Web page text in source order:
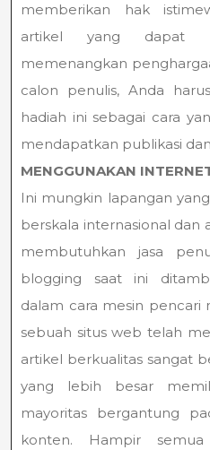
memberikan hak
artikel yang dapat
memenangkan
calon penulis, Anda
hadiah ini sebagai cara
mendapatkan publikasi
MENGGUNAKAN
Ini mungkin lapangan
berskala internasional dan
membutuhkan jasa
blogging saat ini
dalam cara mesin
sebuah situs web telah
artikel berkualitas sangat
yang lebih besar
mayoritas bergantung
konten. Hampir